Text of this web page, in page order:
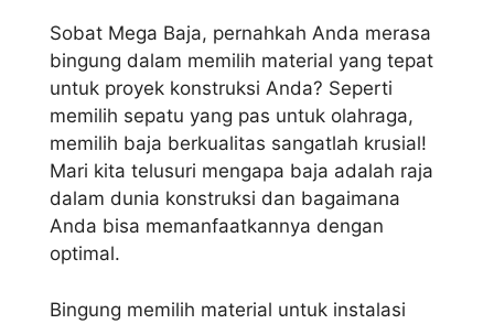
Sobat Mega Baja, pernahkah Anda merasa
bingung dalam memilih material yang tepat
untuk proyek konstruksi Anda? Seperti
memilih sepatu yang pas untuk olahraga,
memilih baja berkualitas sangatlah krusial!
Mari kita telusuri mengapa baja adalah raja
dalam dunia konstruksi dan bagaimana
Anda bisa memanfaatkannya dengan
optimal.
Bingung memilih material untuk instalasi